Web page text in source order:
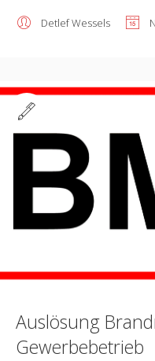
Detlef Wessels
Standard
Auslösung
Gewerbebetrieb